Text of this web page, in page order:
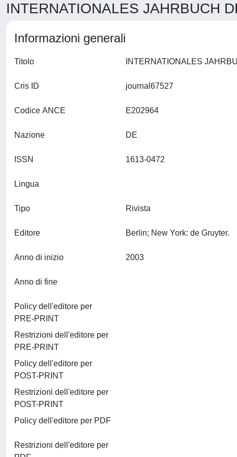
INTERNATIONALES JAHRBUCH
Informazioni generali
Titolo
Cris ID
Codice ANCE
Nazione
ISSN
Lingua
Tipo Rivista
Editore
Anno di inizio
Anno di fine
Policy dell'editore per
PRE-PRINT
Restrizioni dell'editore per
PRE-PRINT
Policy dell'editore per
POST-PRINT
Restrizioni dell'editore per
POST-PRINT
Policy dell'editore per PDF
Restrizioni dell'editore per